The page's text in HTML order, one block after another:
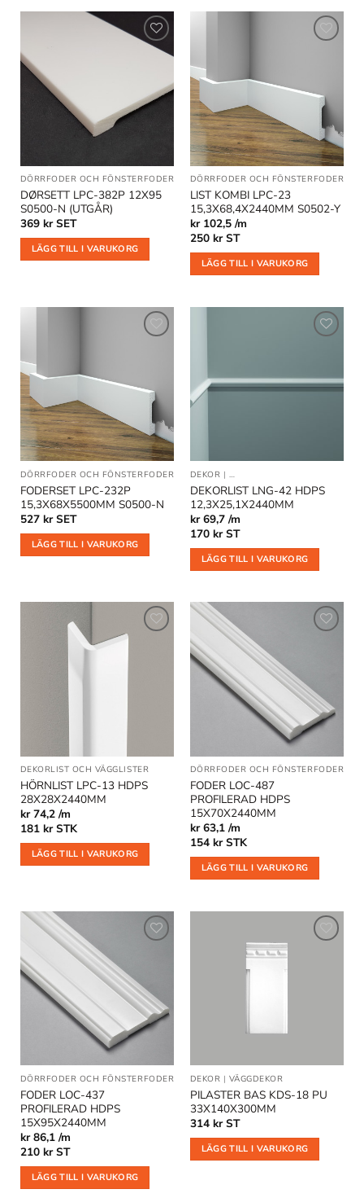
önskelistan
DÖRRFODER OCH FÖNSTERFODER
DØRSETT LPC-382P 12X95
S0500-N (UTGÅR)
369 kr SET
LÄGG TILL I VARUKORG
önskelistan
DÖRRFODER OCH FÖNSTERFODER
LIST KOMBI LPC-23
15,3X68,4X2440MM S0502-Y
kr 102,5 /m
250 kr ST
LÄGG TILL I VARUKORG
önskelistan
DÖRRFODER OCH FÖNSTERFODER
FODERSET LPC-232P
15,3X68X5500MM S0500-N
527 kr SET
LÄGG TILL I VARUKORG
i
önskelistan
DEKOR | DEKORLIST OCH VÄGGLISTER
DEKORLIST LNG-42 HDPS
12,3X25,1X2440MM
kr 69,7 /m
170 kr ST
LÄGG TILL I VARUKORG
DEKORLIST OCH VÄGGLISTER
HÖRNLIST LPC-13 HDPS
28X28X2440MM
kr 74,2 /m
181 kr STK
LÄGG TILL I VARUKORG
önskelistan
DÖRRFODER OCH FÖNSTERFODER
FODER LOC-487
PROFILERAD HDPS
15X70X2440MM
kr 63,1 /m
154 kr STK
LÄGG TILL I VARUKORG
önskelistan
DÖRRFODER OCH FÖNSTERFODER
FODER LOC-437
PROFILERAD HDPS
15X95X2440MM
kr 86,1 /m
210 kr ST
LÄGG TILL I VARUKORG
DEKOR | VÄGGDEKOR
PILASTER BAS KDS-18 PU
33X140X300MM
314 kr ST
LÄGG TILL I VARUKORG